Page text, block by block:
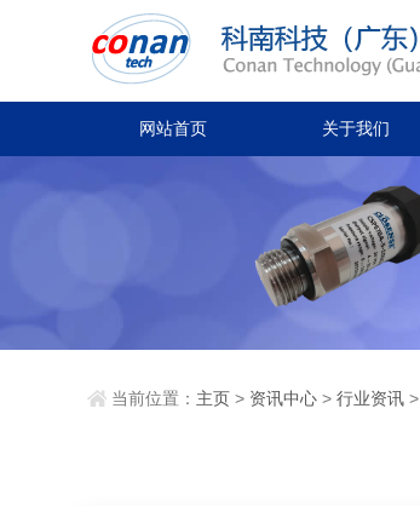
网站首页 关于我们
当前位置： 主页 > 资讯中心 >行业资讯 >